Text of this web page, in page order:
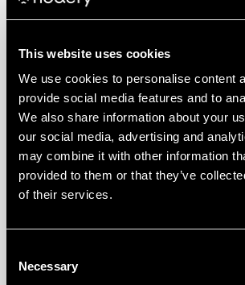
This website uses cookies
We use cookies to personalise content
provide social media features and to
We also share information about your
our social media, advertising and
may combine it with other information
provided to them or that they’ve
of their services.
Selection
Necessary
02. Campagne-opzet
Zodra de strategie staat,
uw campagnes vanaf de
omvat doelgroepbepaling,
ontwikkeling, het
tracking en de
om ervoor te zorgen dat